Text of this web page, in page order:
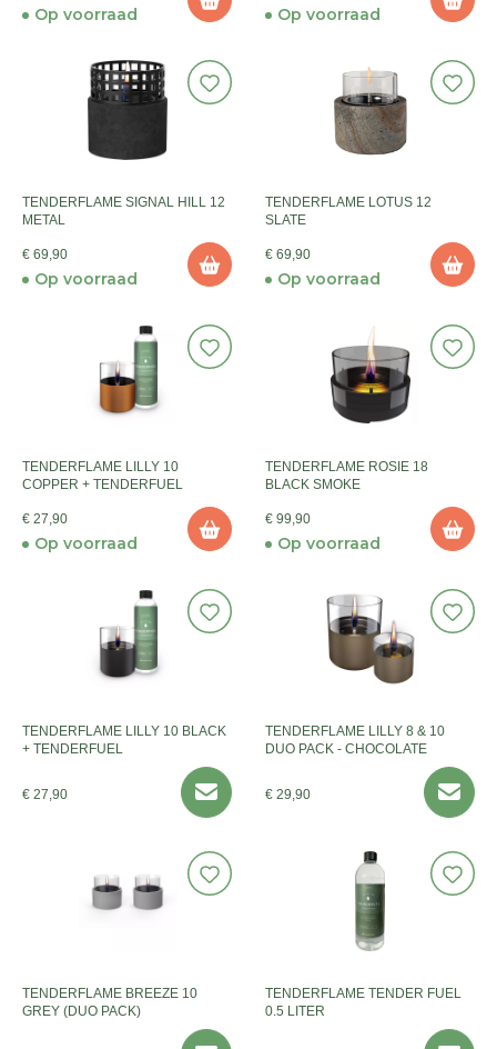
Op voorraad Op voorraad
TENDERFLAME SIGNAL HILL 12
METAL
€ 69,90
Op voorraad
TENDERFLAME LOTUS 12
SLATE
€ 69,90
Op voorraad
TENDERFLAME LILLY 10
COPPER + TENDERFUEL
€ 27,90
Op voorraad
TENDERFLAME ROSIE 18
BLACK SMOKE
€ 99,90
Op voorraad
TENDERFLAME LILLY 10 BLACK
+ TENDERFUEL
€ 27,90
TENDERFLAME LILLY 8 & 10
DUO PACK - CHOCOLATE
€ 29,90
TENDERFLAME BREEZE 10
GREY (DUO PACK)
TENDERFLAME TENDER FUEL
0.5 LITER